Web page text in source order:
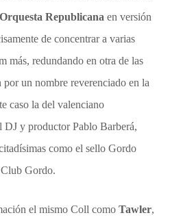
Republicanaen versión
de concentrar a varias
más, redundando en otra de las
por un nombre reverenciado en la
caso la del valenciano
DJ y productor Pablo Barberá,
como el sello Gordo
Gordo.
el mismo Coll comoTawler,